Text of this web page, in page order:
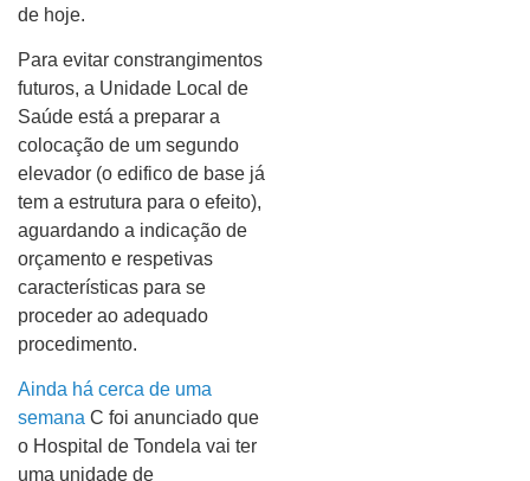
de hoje.
Para evitar constrangimentos
futuros, a Unidade Local de
Saúde está a preparar a
colocação de um segundo
elevador (o edifico de base já
tem a estrutura para o efeito),
aguardando a indicação de
orçamento e respetivas
características para se
proceder ao adequado
procedimento.
Ainda há cerca de uma
semana C foi anunciado que
o Hospital de Tondela vai ter
uma unidade de